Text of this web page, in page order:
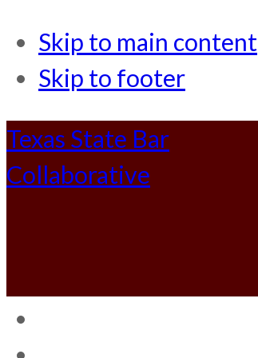
Skip to main content
Skip to footer
Texas State Bar
Collaborative